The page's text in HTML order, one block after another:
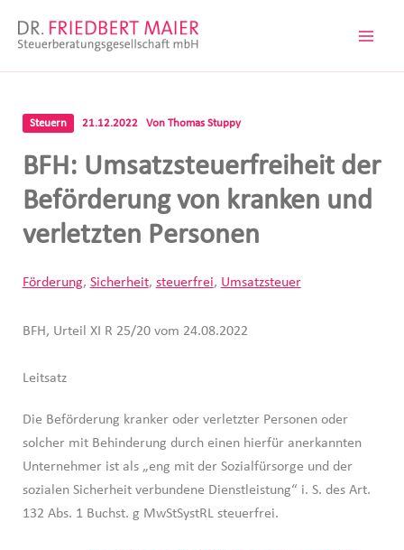
Inhalt
Steuern 21.12.2022 Von Thomas Stuppy
BFH: Umsatzsteuerfreiheit der
Beförderung von kranken und
verletzten Personen
Förderung, Sicherheit, steuerfrei, Umsatzsteuer
BFH, Urteil XI R 25/20 vom 24.08.2022
Leitsatz
Die Beförderung kranker oder verletzter Personen oder
solcher mit Behinderung durch einen hierfür anerkannten
Unternehmer ist als „eng mit der Sozialfürsorge und der
sozialen Sicherheit verbundene Dienstleistung“ i. S. des Art.
132 Abs. 1 Buchst. g MwStSystRL steuerfrei.